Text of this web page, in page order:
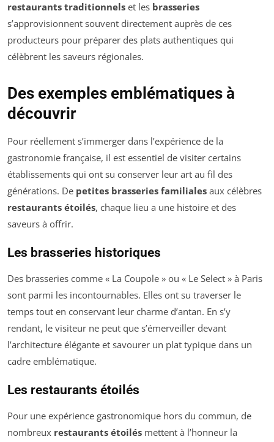
restaurants traditionnels et les brasseries
s’approvisionnent souvent directement auprès de ces
producteurs pour préparer des plats authentiques qui
célèbrent les saveurs régionales.
Des exemples emblématiques à
découvrir
Pour réellement s’immerger dans l’expérience de la
gastronomie française, il est essentiel de visiter certains
établissements qui ont su conserver leur art au fil des
générations. De petites brasseries familiales aux célèbres
restaurants étoilés, chaque lieu a une histoire et des
saveurs à offrir.
Les brasseries historiques
Des brasseries comme « La Coupole » ou « Le Select » à Paris
sont parmi les incontournables. Elles ont su traverser le
temps tout en conservant leur charme d’antan. En s’y
rendant, le visiteur ne peut que s’émerveiller devant
l’architecture élégante et savourer un plat typique dans un
cadre emblématique.
Les restaurants étoilés
Pour une expérience gastronomique hors du commun, de
nombreux restaurants étoilés mettent à l’honneur la